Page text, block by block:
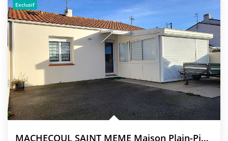
Exclusif
MACHECOUL SAINT MEME Maison Plain-Pied 2 Chambres